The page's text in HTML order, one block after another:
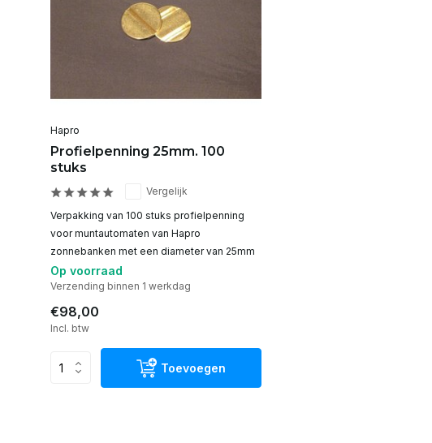
Hapro
Profielpenning 25mm. 100
stuks
Vergelijk
Verpakking van 100 stuks profielpenning
voor muntautomaten van Hapro
zonnebanken met een diameter van 25mm
Op voorraad
Verzending binnen 1 werkdag
€98,00
Incl. btw
Toevoegen